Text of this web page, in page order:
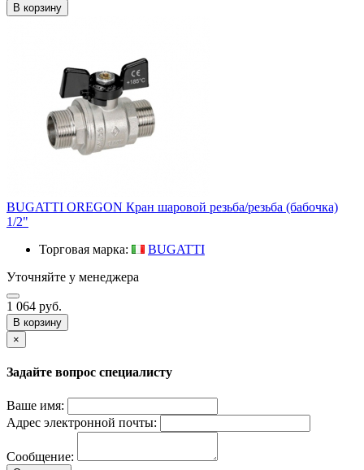
В корзину
BUGATTI OREGON Кран шаровой резьба/резьба (бабочка)
1/2"
Торговая марка:
BUGATTI
Уточняйте у менеджера
1 064 руб.
В корзину
×
Задайте вопрос специалисту
Ваше имя:
Адрес электронной почты:
Сообщение: